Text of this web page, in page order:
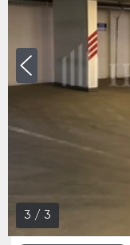
3 / 3